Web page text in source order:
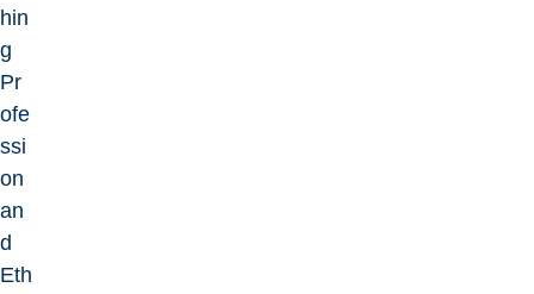
hin
g
Pr
ofe
ssi
on
an
d
Eth